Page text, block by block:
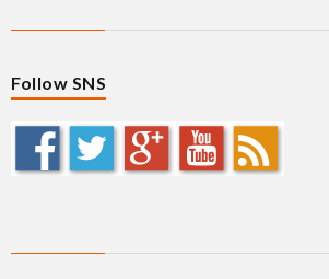
Follow SNS